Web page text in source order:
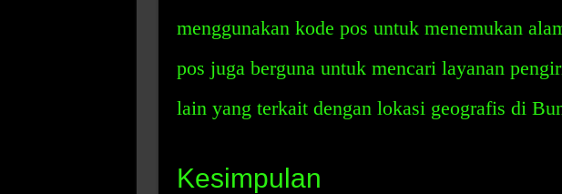
menggunakan kode pos untuk menemukan
pos juga berguna untuk mencari layanan
lain yang terkait dengan lokasi geografis di
Kesimpulan